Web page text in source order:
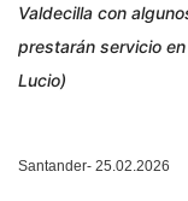
Valdecilla con
prestarán servicio
Lucio)
Santander- 25.02.2026